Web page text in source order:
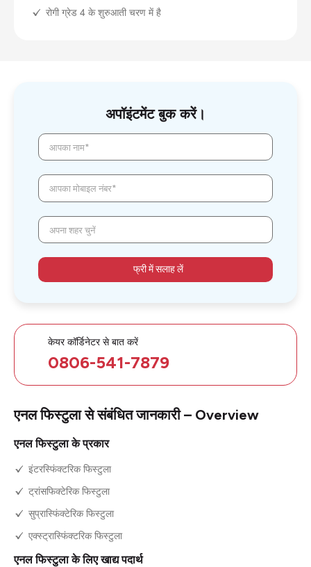
रोगी ग्रेड 4 के शुरुआती चरण में है
एनल फिस्टुला से संबंधित जानकारी – Overview
एनल फिस्टुला के प्रकार
इंटरस्फिंक्टरिक फिस्टुला
ट्रांसफिक्टेरिक फिस्टुला
सुप्रास्फिंक्टेरिक फिस्टुला
एक्स्ट्रास्फिंक्टरिक फिस्टुला
एनल फिस्टुला के लिए खाद्य पदार्थ
अपॉइंटमेंट बुक करें।
आपका नाम*
आपका मोबाइल नंबर*
अपना शहर चुनें
फ्री में सलाह लें
केयर कॉर्डिनेटर से बात करें
0806-541-7879